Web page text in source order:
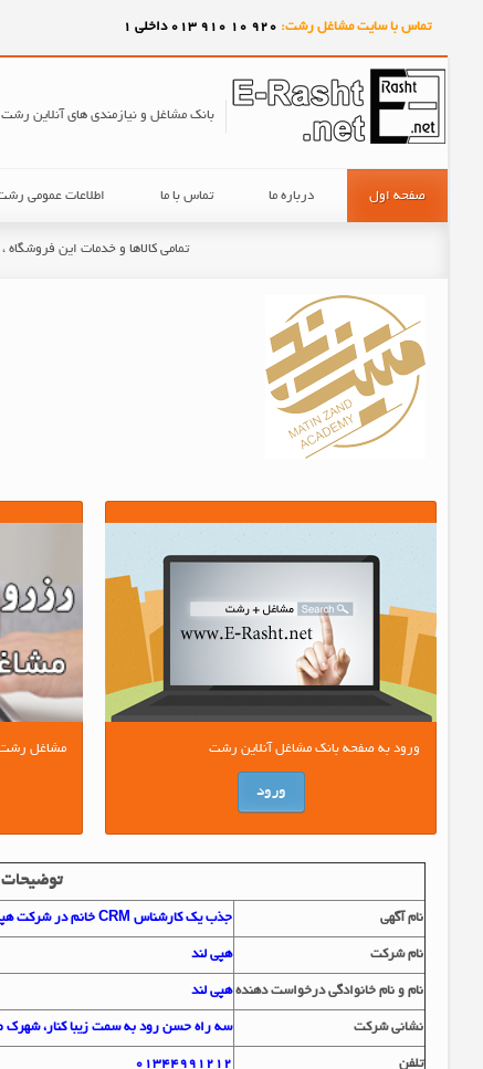
تماس با سایت مشاغل رشت: 920
10
910 013 داخلی 1
بانک مشاغل و نیازمندی های آنلاین رشت
صفحه اول درباره ما تماس با ما اطلاعات عمومی
تمامی کالاها و خدمات این
ورود به صفحه بانک مشاغل آنلاین رشت
ورود
مشاغل رشت
توضیحات
نام آگهي جذب یک کارشناس CRM خانم در شرکت هپی لند در شهرک صنعتی حسن رود
نام شرکت هپی لند
نام و نام خانوادگي درخواست دهنده هپی لند
نشاني شرکت سه راه حسن رود به سمت زیبا کنار، شهرک صنعتی شماره 2 منطقه آزاد
تلفن 01344991212